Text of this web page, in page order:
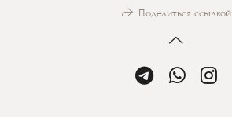
Поделиться ссылкой